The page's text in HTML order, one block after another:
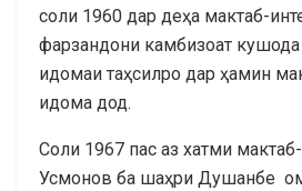
соли 1960 дар деҳа мактаб-
фарзандони камбизоат
идомаи таҳсилро дар ҳамин
идома дод.
Соли 1967 пас аз хатми
Усмонов ба шаҳри Душанбе